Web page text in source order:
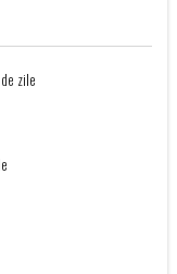
zile